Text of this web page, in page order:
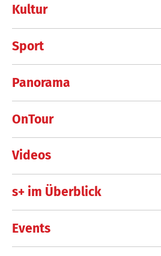
Kultur
Sport
Panorama
OnTour
Videos
s+ im Überblick
Events